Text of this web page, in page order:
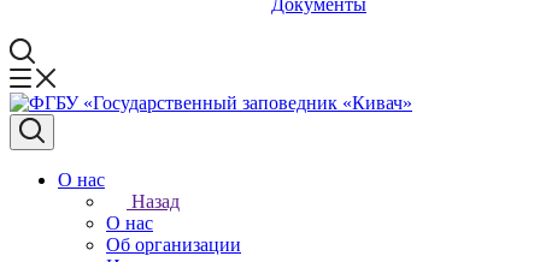
Документы
О нас
Назад
О нас
Об организации